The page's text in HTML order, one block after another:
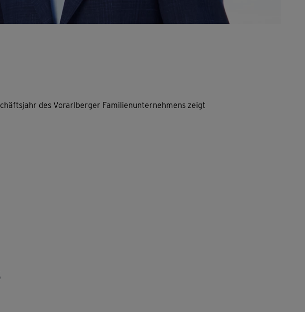
des Vorarlberger Familienunternehmens zeigt